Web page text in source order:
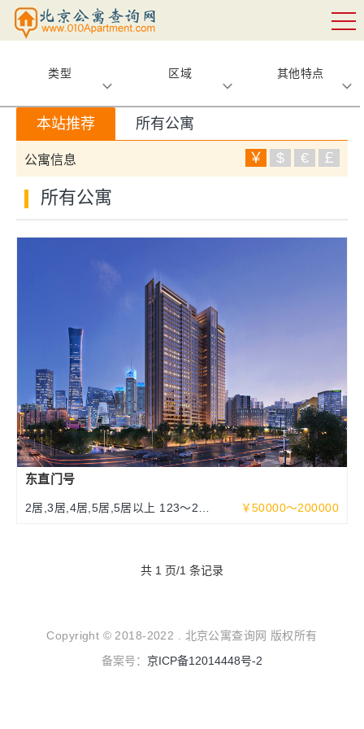
类型 区域 其他特点
本站推荐 所有公寓
公寓信息 ￥ $ € ￡
所有公寓
东直门号
2居,3居,4居,5居,5居以上 123～252
￥50000～200000
共 1 页/1 条记录
Copyright © 2018-2022 . 北京公寓查询网 版权所有
备案号： 京ICP备12014448号-2